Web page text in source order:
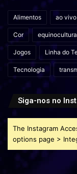
Alimentos ao vivo
Cor equinocultura
Jogos Linha do
Tecnologia
Siga-nos no
The Instagram
options page >